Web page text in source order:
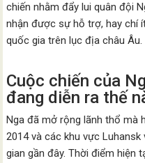
chiến nhằm đẩy lui quân đội
nhận được sự hỗ trợ, hay chí
quốc gia trên lục địa châu Âu.
Cuộc chiến của
đang diễn ra thế
Nga đã mở rộng lãnh thổ mà
2014 và các khu vực
gian gần đây. Thời điểm hiện